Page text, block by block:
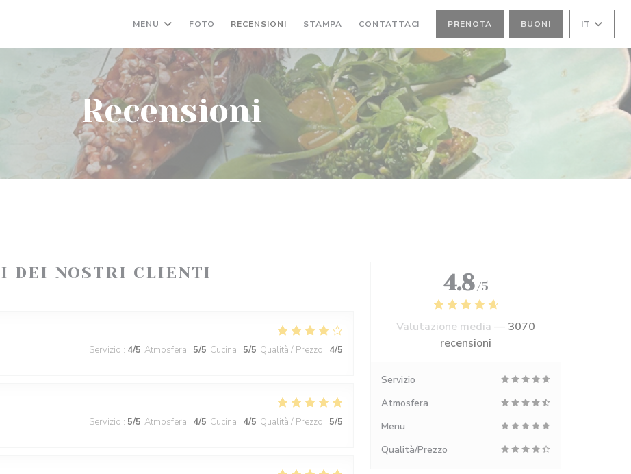
MENU FOTO RECENSIONI STAMPA CONTATTACI PRENOTA BUONI IT
Recensioni
DEI NOSTRI CLIENTI
Servizio : 4/5 Atmosfera : 5/5 Cucina : 5/5 Qualità / Prezzo : 4/5
Servizio : 5/5 Atmosfera : 4/5 Cucina : 4/5 Qualità / Prezzo : 5/5
4.8 /5
Valutazione media — 3070
recensioni
Servizio
Atmosfera
Menu
Qualità/Prezzo